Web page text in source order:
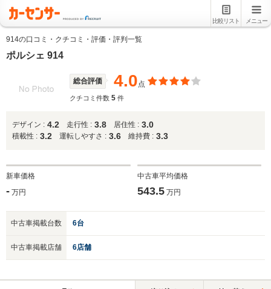
比較リスト メニュー
914の口コミ・クチコミ・評価・評判一覧
ポルシェ 914
総合評価 4.0点
クチコミ件数 5 件
デザイン : 4.2 走行性 : 3.8 居住性 : 3.0
積載性 : 3.2 運転しやすさ : 3.6 維持費 : 3.3
新車価格
- 万円
中古車平均価格
543.5万円
中古車掲載台数 6台
中古車掲載店舗 6店舗